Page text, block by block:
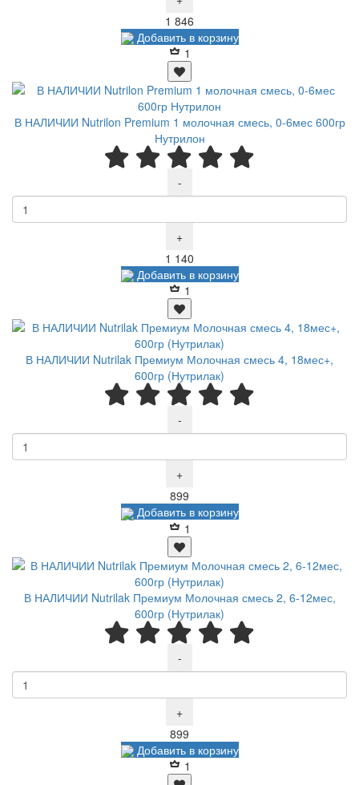
1 846
Добавить в корзину
1
В НАЛИЧИИ Nutrilon Premium 1 молочная смесь, 0-6мес 600гр
Нутрилон
-
+
1 140
Добавить в корзину
1
В НАЛИЧИИ Nutrilak Премиум Молочная смесь 4, 18мес+,
600гр (Нутрилак)
-
+
899
Добавить в корзину
1
В НАЛИЧИИ Nutrilak Премиум Молочная смесь 2, 6-12мес,
600гр (Нутрилак)
-
+
899
Добавить в корзину
1